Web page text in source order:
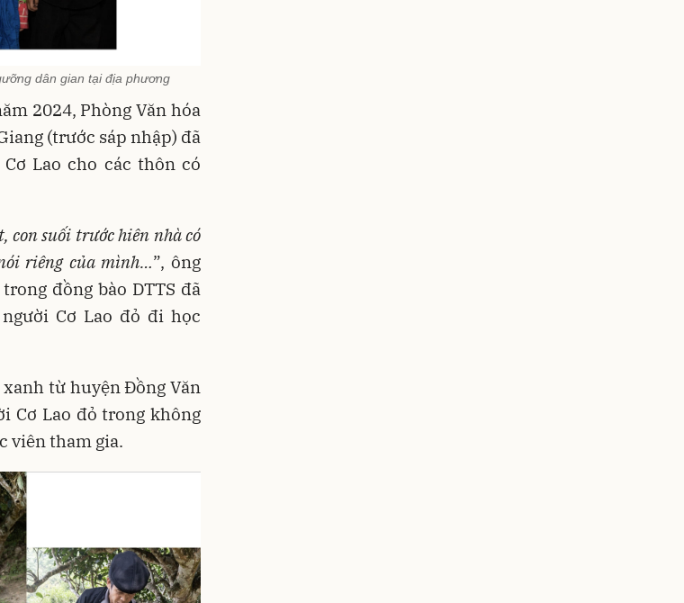
dân gian tại địa phương
2024, Phòng Văn hóa
(trước sáp nhập) đã
Lao cho các thôn có
con suối trước hiên nhà có
riêng của mình…”, ông
đồng bào DTTS đã
Cơ Lao đỏ đi học
từ huyện Đồng Văn
Cơ Lao đỏ trong không
viên tham gia.